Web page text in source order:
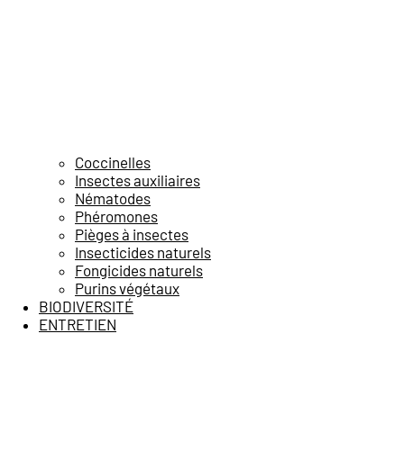
Coccinelles
Insectes auxiliaires
Nématodes
Phéromones
Pièges à insectes
Insecticides naturels
Fongicides naturels
Purins végétaux
BIODIVERSITÉ
ENTRETIEN